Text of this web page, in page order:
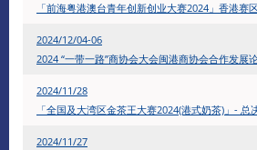
「前海粤港澳台青年创新创业大赛2024」香港赛
2024/12/04-06
2024 “一带一路”商协会大会闽港商协会合作发展
2024/11/28
「全国及大湾区金茶王大赛2024(港式奶茶)」- 总
2024/11/27